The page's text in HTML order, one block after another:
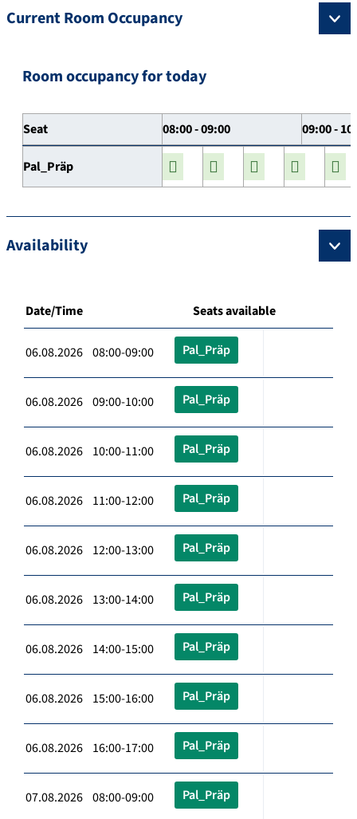
Current Room Occupancy
Room occupancy for today
Seat 08:00 - 09:00 09:00 -
Pal_Präp
Availability
Date/Time Seats available
06.08.2026 08:00-09:00 Pal_Präp
06.08.2026 09:00-10:00 Pal_Präp
06.08.2026 10:00-11:00 Pal_Präp
06.08.2026 11:00-12:00 Pal_Präp
06.08.2026 12:00-13:00 Pal_Präp
06.08.2026 13:00-14:00 Pal_Präp
06.08.2026 14:00-15:00 Pal_Präp
06.08.2026 15:00-16:00 Pal_Präp
06.08.2026 16:00-17:00 Pal_Präp
07.08.2026 08:00-09:00 Pal_Präp